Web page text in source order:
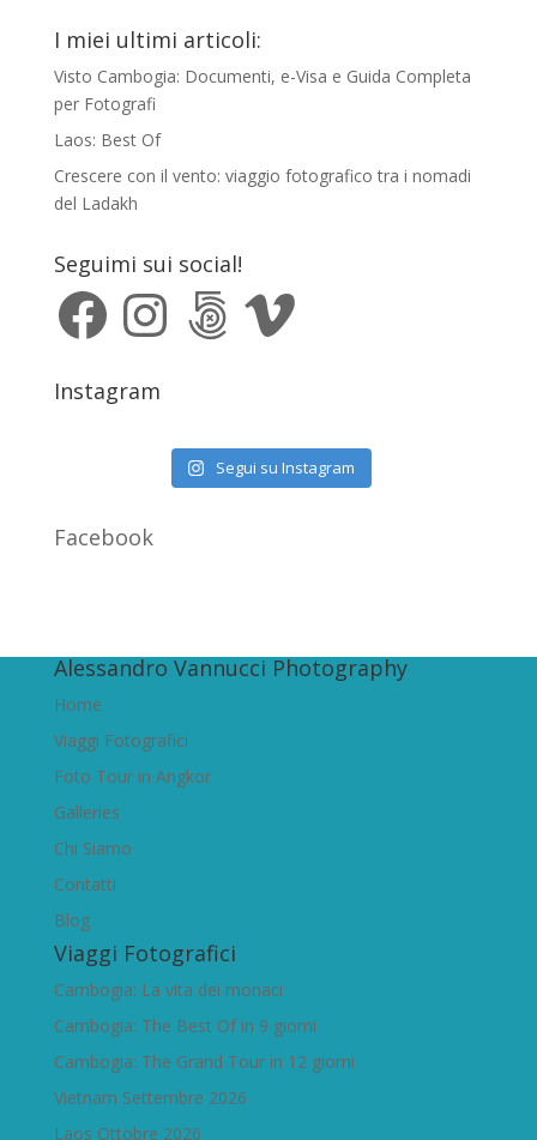
I miei ultimi articoli:
Visto Cambogia: Documenti, e-Visa e Guida Completa
per Fotografi
Laos: Best Of
Crescere con il vento: viaggio fotografico tra i nomadi
del Ladakh
Seguimi sui social!
FacebookInstagram 500px Vimeo
Instagram
Segui su Instagram
Facebook
Alessandro Vannucci Photography
Home
Viaggi Fotografici
Foto Tour in Angkor
Galleries
Chi Siamo
Contatti
Blog
Viaggi Fotografici
Cambogia: La vita dei monaci
Cambogia: The Best Of in 9 giorni
Cambogia: The Grand Tour in 12 giorni
Vietnam Settembre 2026
Laos Ottobre 2026